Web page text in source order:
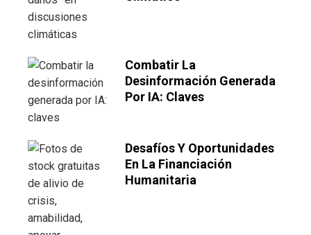
Combatir La
Desinformación Generada
Por IA: Claves
Desafíos Y Oportunidades
En La Financiación
Humanitaria